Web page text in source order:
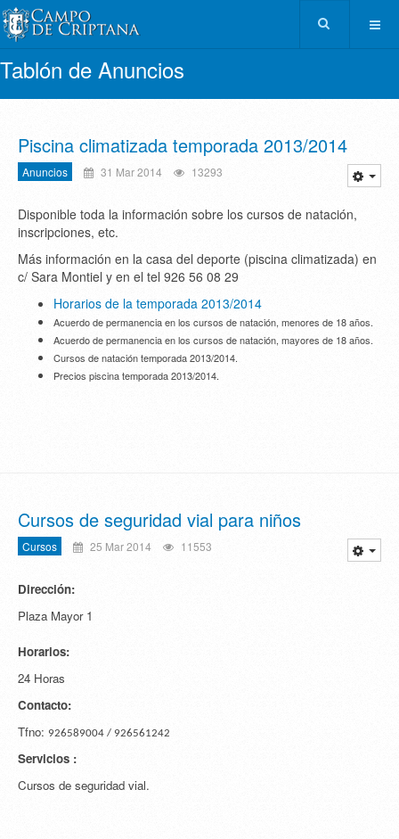
Tablón de Anuncios
Piscina climatizada temporada 2013/2014
Anuncios 31 Mar 2014 13293
Disponible toda la información sobre los cursos de natación,
inscripciones, etc.
Más información en la casa del deporte (piscina climatizada) en
c/ Sara Montiel y en el tel 926 56 08 29
Horarios de la temporada 2013/2014
Acuerdo de permanencia en los cursos de natación, menores de 18 años.
Acuerdo de permanencia en los cursos de natación, mayores de 18 años.
Cursos de natación temporada 2013/2014.
Precios piscina temporada 2013/2014.
Cursos de seguridad vial para niños
Cursos 25 Mar 2014 11553
Dirección:
Plaza Mayor 1
Horarios:
24 Horas
Contacto:
Tfno: 926589004 / 926561242
Servicios :
Cursos de seguridad vial.